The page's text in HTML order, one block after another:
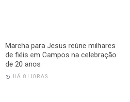
Marcha para Jesus reúne milhares
de fiéis em Campos na celebração
de 20 anos
HÁ 8 HORAS